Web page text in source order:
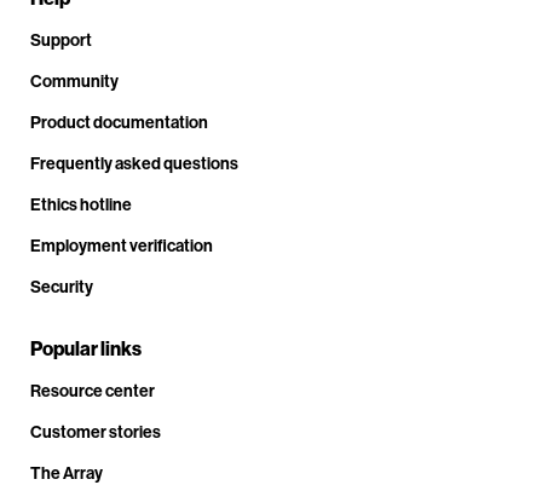
Support
Community
Product documentation
Frequently asked questions
Ethics hotline
Employment verification
Security
Popular links
Resource center
Customer stories
The Array